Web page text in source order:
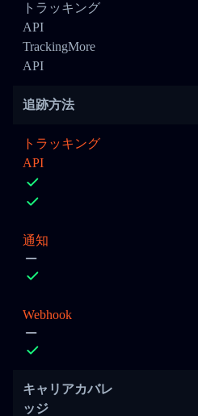
トラッキング
API
TrackingMore
API
追跡方法
トラッキング
API
通知
Webhook
キャリアカバレ
ッジ